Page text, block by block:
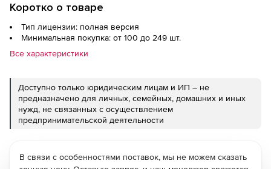
Коротко о товаре
Тип лицензии: полная версия
Минимальная покупка: от 100 до 249 шт.
Все характеристики
Доступно только юридическим лицам и ИП – не
предназначено для личных, семейных, домашних и иных
нужд, не связанных с осуществлением
предпринимательской деятельности
В связи с особенностями поставок, мы не можем сказать